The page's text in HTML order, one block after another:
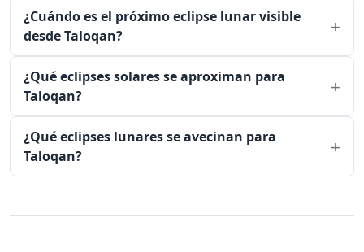
¿Cuándo es el próximo eclipse lunar visible
desde Taloqan?
¿Qué eclipses solares se aproximan para
Taloqan?
¿Qué eclipses lunares se avecinan para
Taloqan?